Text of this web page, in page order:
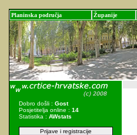
Planinska područja Županije
Dobro došli : Gost
Posjetitelja online : 14
Statistika : AWstats
Prijave i registracije